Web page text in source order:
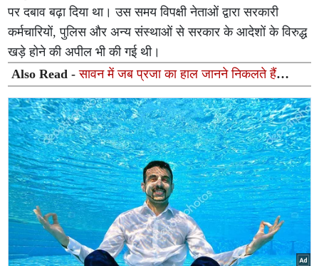
पर दबाव बढ़ा दिया था। उस समय विपक्षी नेताओं द्वारा सरकारी
कर्मचारियों, पुलिस और अन्य संस्थाओं से सरकार के आदेशों के विरुद्ध
खड़े होने की अपील भी की गई थी।
Also Read -सावन में जब प्रजा का हाल जानने निकलते हैं
राजाधिराज महाकाल